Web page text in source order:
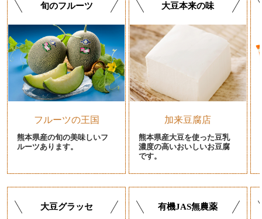
旬のフルーツ
フルーツの王国
熊本県産の旬の美味しいフ
ルーツあります。
大豆本来の味
加来豆腐店
熊本県産大豆を使った豆乳
濃度の高いおいしいお豆腐
です。
大豆グラッセ 有機JAS無農薬